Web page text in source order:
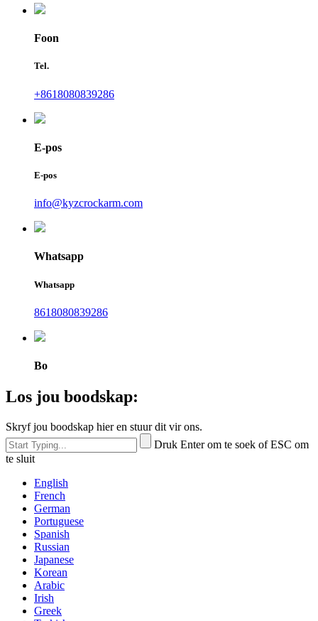
Foon
Tel.
+8618080839286
E-pos
E-pos
info@kyzcrockarm.com
Whatsapp
Whatsapp
8618080839286
Bo
Los jou boodskap:
Skryf jou boodskap hier en stuur dit vir ons.
Druk Enter om te soek of ESC om
te sluit
English
French
German
Portuguese
Spanish
Russian
Japanese
Korean
Arabic
Irish
Greek